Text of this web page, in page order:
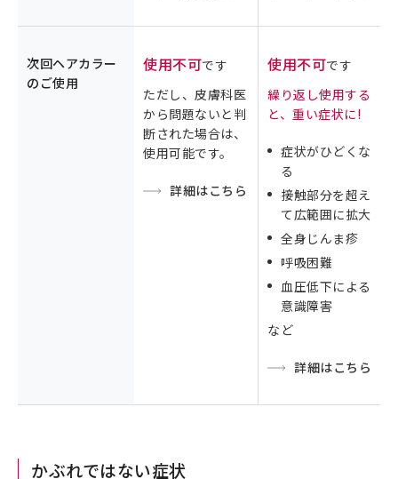
次回ヘアカラー
のご使用
使用不可です
ただし、皮膚科医
から問題ないと判
断された場合は、
使用可能です。
詳細はこちら
使用不可です
繰り返し使用する
と、重い症状に!
症状がひどくな
る
接触部分を超え
て広範囲に拡大
全身じんま疹
呼吸困難
血圧低下による
意識障害
など
詳細はこちら
かぶれではない症状